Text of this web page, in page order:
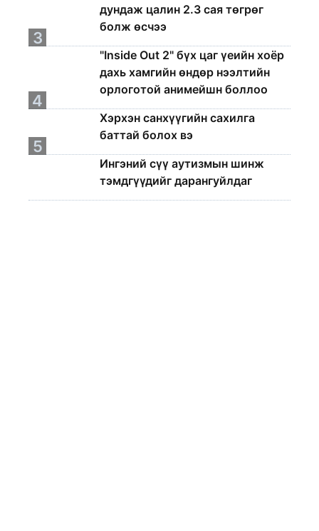
дундаж цалин 2.3 сая төгрөг
болж өсчээ
3
"Inside Out 2" бүх цаг үеийн хоёр
дахь хамгийн өндөр нээлтийн
орлоготой анимейшн боллоо
4
Хэрхэн санхүүгийн сахилга
баттай болох вэ
5
Ингэний сүү аутизмын шинж
тэмдгүүдийг дарангуйлдаг